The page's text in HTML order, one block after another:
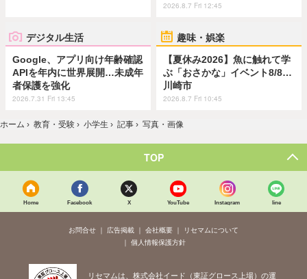
2026.8.7 Fri 12:45
デジタル生活
Google、アプリ向け年齢確認
APIを年内に世界展開…未成年
者保護を強化
2026.7.31 Fri 13:45
趣味・娯楽
【夏休み2026】魚に触れて学
ぶ「おさかな」イベント8/8…
川崎市
2026.8.7 Fri 10:45
ホーム › 教育・受験 › 小学生 › 記事 › 写真・画像
TOP
Home Facebook X YouTube Instagram line
お問合せ 広告掲載 会社概要
リセマムについて
個人情報保護方針
リセマムは、株式会社イード（東証グロース上場）の運